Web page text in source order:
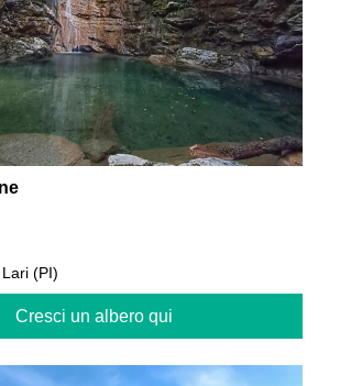
(PI)
Cresci un albero qui